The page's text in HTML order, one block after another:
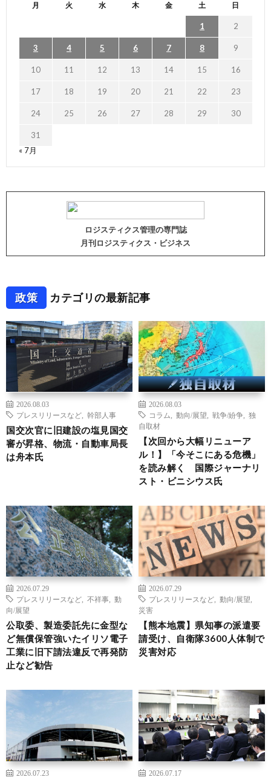
月 火 水 木 金 土 日
1 2
3 4 5 6 7 8 9
10 11 12 13 14 15 16
17 18 19 20 21 22 23
24 25 26 27 28 29 30
31
« 7月
ロジスティクス管理の専門誌
月刊ロジスティクス・ビジネス
政策 カテゴリの最新記事
2026.08.03
プレスリリースなど
幹部人事
国交次官に旧建設の塩見国交
審が昇格、物流・自動車局長
は舟本氏
2026.08.03
コラム
動向/展望 戦争/紛争
独
自取材
【次回から大幅リニューア
ル！】「今そこにある危機」
を読み解く 国際ジャーナリ
スト・ビニシウス氏
2026.07.29
プレスリリースなど
不祥事
動
向/展望
公取委、製造委託先に金型な
ど無償保管強いたイリソ電子
工業に旧下請法違反で再発防
止など勧告
2026.07.29
プレスリリースなど
動向/展望
災害
【熊本地震】県知事の派遣要
請受け、自衛隊3600人体制で
災害対応
2026.07.23
2026.07.17